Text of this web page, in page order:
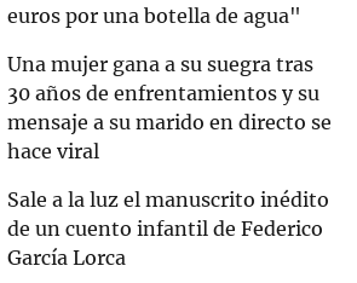
euros por una botella de agua"
Una mujer gana a su suegra tras
30 años de enfrentamientos y su
mensaje a su marido en directo se
hace viral
Sale a la luz el manuscrito inédito
de un cuento infantil de Federico
García Lorca